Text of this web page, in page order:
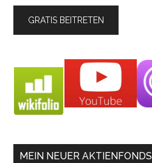
MEIN NEUER AKTIENFONDS